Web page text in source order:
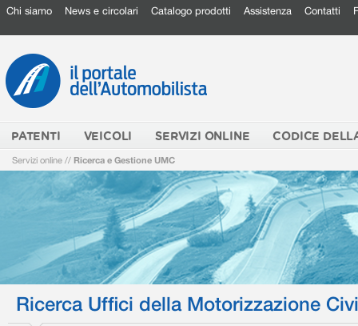
Chi siamo News e circolari Catalogo prodotti Assistenza Contatti
PATENTI VEICOLI SERVIZI ONLINE CODICE
Servizi online // Ricerca e Gestione UMC
Ricerca Uffici della Motorizzazione